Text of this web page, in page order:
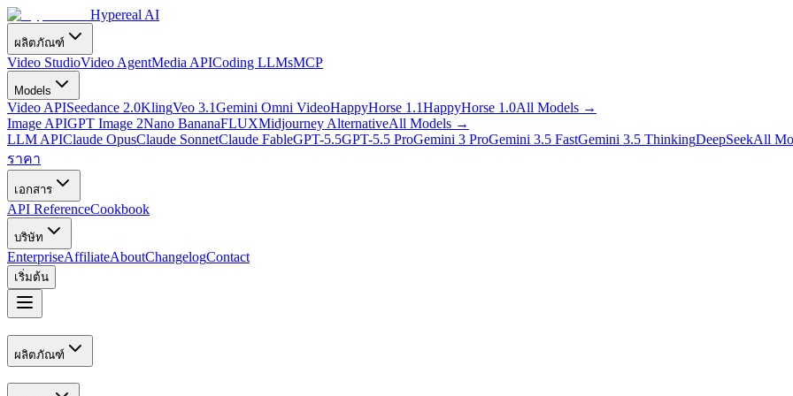
Hypereal AI
ผลิตภัณฑ์
Video StudioVideo AgentMedia APICoding LLMsMCP
Models
Video APISeedance 2.0KlingVeo 3.1Gemini Omni VideoHappyHorse 1.1HappyHorse 1.0All Models →
Image APIGPT Image 2Nano BananaFLUXMidjourney AlternativeAll Models →
LLM APIClaude OpusClaude SonnetClaude FableGPT-5.5GPT-5.5 ProGemini 3 ProGemini 3.5 FastGemini 3.5 ThinkingDeepSeekAll
ราคา
เอกสาร
API ReferenceCookbook
บริษัท
EnterpriseAffiliateAboutChangelogContact
เริ่มต้น
ผลิตภัณฑ์